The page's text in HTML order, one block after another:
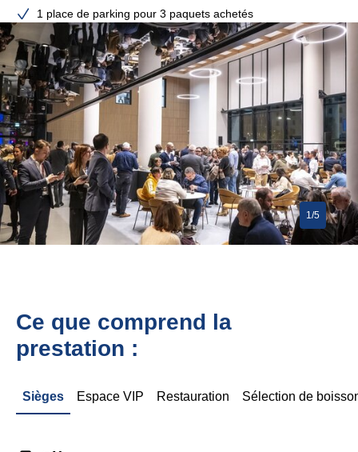
1 place de parking pour 3 paquets achetés
1/5
Ce que comprend la
prestation :
Sièges Espace VIP Restauration Sélection de